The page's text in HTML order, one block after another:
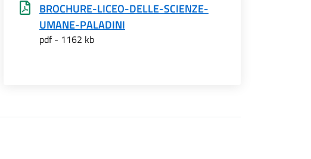
BROCHURE-LICEO-DELLE-SCIENZE-
UMANE-PALADINI
pdf - 1162 kb